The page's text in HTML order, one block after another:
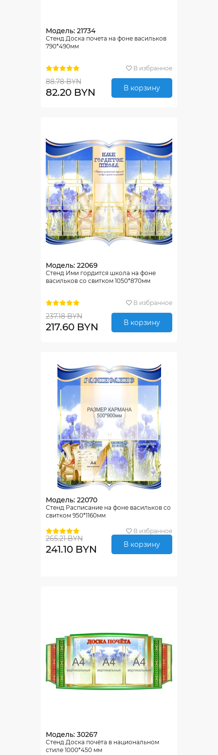
Модель: 21734
Стенд Доска почета на фоне васильков
790*490мм
В избранное
88.78 BYN
82.20 BYN В корзину
Модель: 22069
Стенд Ими гордится школа на фоне
васильков со свитком 1050*870мм
В избранное
237.18 BYN
217.60 BYN В корзину
Модель: 22070
Стенд Расписание на фоне васильков со
свитком 950*1160мм
В избранное
265.21 BYN
241.10 BYN В корзину
Модель: 30267
Стенд Доска почёта в национальном
стиле 1000*450 мм